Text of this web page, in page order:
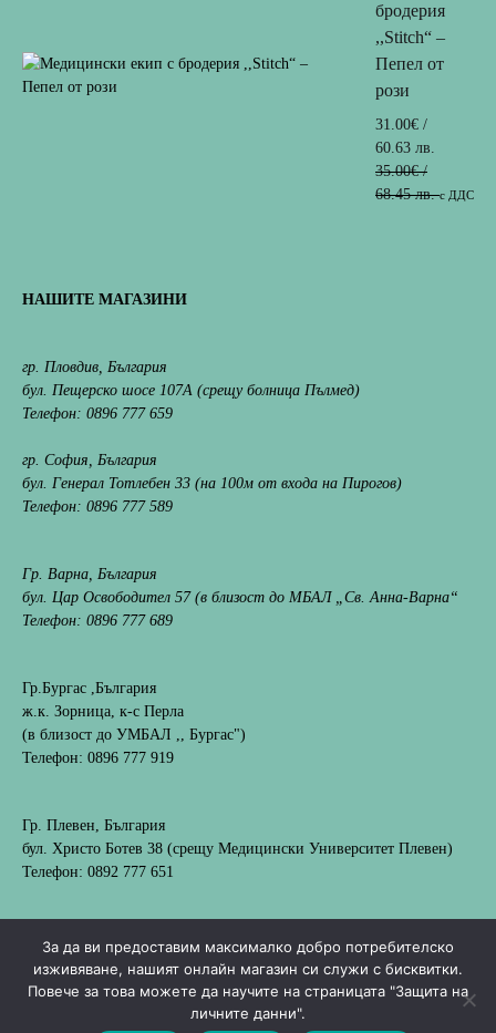
бродерия
,,Stitch“ –
Пепел от
рози
31.00€ /
60.63 лв.
35.00€/
68.45 лв.с ДДС
НАШИТЕ МАГАЗИНИ
гр. Пловдив, България
бул. Пещерско шосе 107А (срещу болница Пълмед)
Телефон: 0896 777 659
гр. София, България
бул. Генерал Тотлебен 33 (на 100м от входа на Пирогов)
Телефон: 0896 777 589
Гр. Варна, България
бул. Цар Освободител 57 (в близост до МБАЛ „Св. Анна-Варна“
Телефон: 0896 777 689
Гр.Бургас ,България
ж.к. Зорница, к-с Перла
(в близост до УМБАЛ ,, Бургас")
Телефон: 0896 777 919
Гр. Плевен, България
бул. Христо Ботев 38 (срещу Медицински Университет Плевен)
Телефон: 0892 777 651
©2024 Cizgimedical всички права са запазени | уебсайт
изработка отWebness
За да ви предоставим максималко добро потребителско
изживяване, нашият онлайн магазин си служи с бисквитки.
Повече за това можете да научите на страницата "Защита на
личните данни".